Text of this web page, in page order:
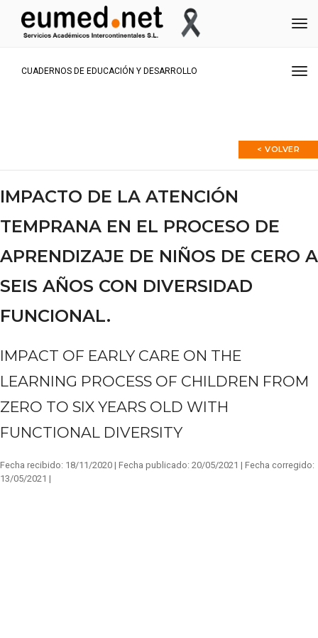
CUADERNOS DE EDUCACIÓN Y DESARROLLO
< VOLVER
IMPACTO DE LA ATENCIÓN
TEMPRANA EN EL PROCESO DE
APRENDIZAJE DE NIÑOS DE CERO A
SEIS AÑOS CON DIVERSIDAD
FUNCIONAL.
IMPACT OF EARLY CARE ON THE
LEARNING PROCESS OF CHILDREN FROM
ZERO TO SIX YEARS OLD WITH
FUNCTIONAL DIVERSITY
Fecha recibido: 18/11/2020 | Fecha publicado: 20/05/2021 | Fecha corregido:
13/05/2021 |